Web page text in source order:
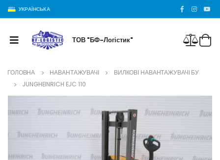
УКРАЇНСЬКА
ТОВ "БФ-Логістик"
ГОЛОВНА НАВАНТАЖУВАЧІ
ВИЛКОВІ НАВАНТАЖУВАЧІ БУ
JUNGHEINRICH EJC 110